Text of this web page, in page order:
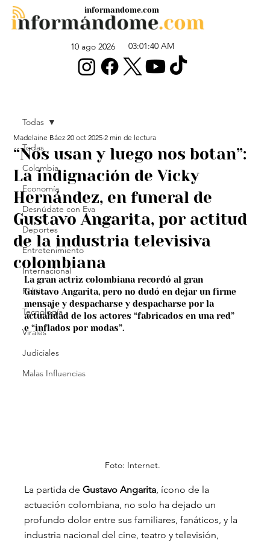
10 ago 2026 03:01:40 AM
informandome.com
Todas
Colombia
Economía
Desnúdate con Eva
Deportes
Entretenimiento
Internacional
Política
Tecnología
Virales
Judiciales
Malas Influencias
Todas
“Nos usan y luego nos botan”:
La indignación de Vicky
Hernández, en funeral de
Gustavo Angarita, por actitud
de la industria televisiva
colombiana
Madelaine Báez 20 oct 2025 2 min de lectura
La gran actriz colombiana recordó al gran
Gustavo Angarita, pero no dudó en dejar un firme
mensaje y despacharse y despacharse por la
actualidad de los actores “fabricados en una red”
e “inflados por modas”.
Foto: Internet.
La partida de Gustavo Angarita , ícono de la
actuación colombiana, no solo ha dejado un
profundo dolor entre sus familiares, fanáticos, y la
industria nacional del cine, teatro y televisión,